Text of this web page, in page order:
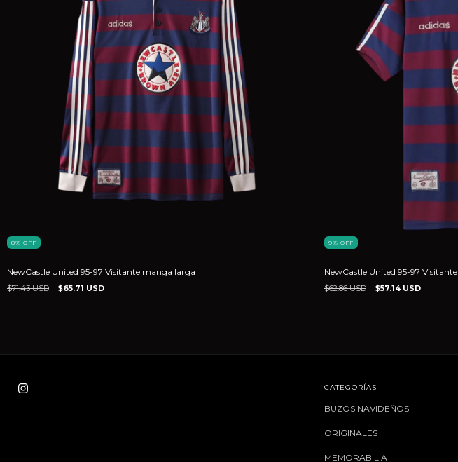
8% OFF
NewCastle United 95-97 Visitante manga larga
$71.43 USD $65.71 USD
9% OFF
NewCastle United 95-97 Visitante
$62.86 USD $57.14 USD
CATEGORÍAS
BUZOS NAVIDEÑOS
ORIGINALES
MEMORABILIA